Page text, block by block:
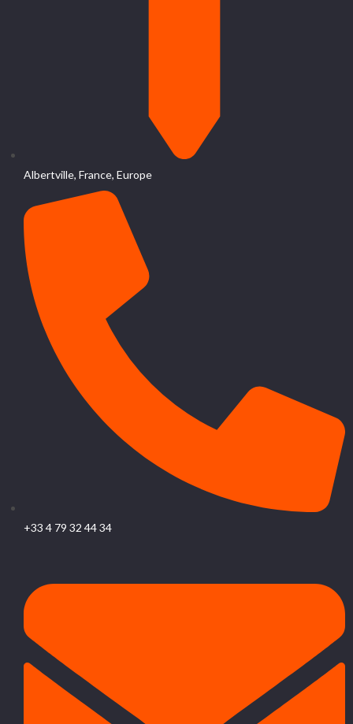
Albertville, France, Europe
+33 4 79 32 44 34